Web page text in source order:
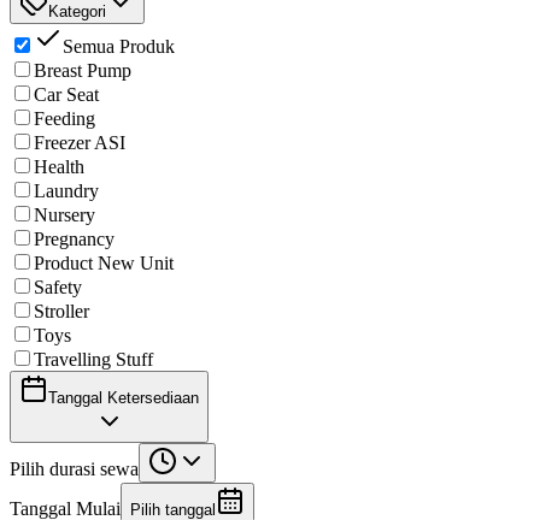
Kategori
Semua Produk
Breast Pump
Car Seat
Feeding
Freezer ASI
Health
Laundry
Nursery
Pregnancy
Product New Unit
Safety
Stroller
Toys
Travelling Stuff
Tanggal Ketersediaan
Pilih durasi sewa
Tanggal Mulai
Pilih tanggal